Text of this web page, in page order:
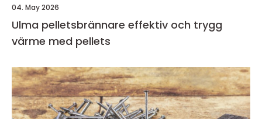
04. May 2026
Ulma pelletsbrännare effektiv och trygg
värme med pellets